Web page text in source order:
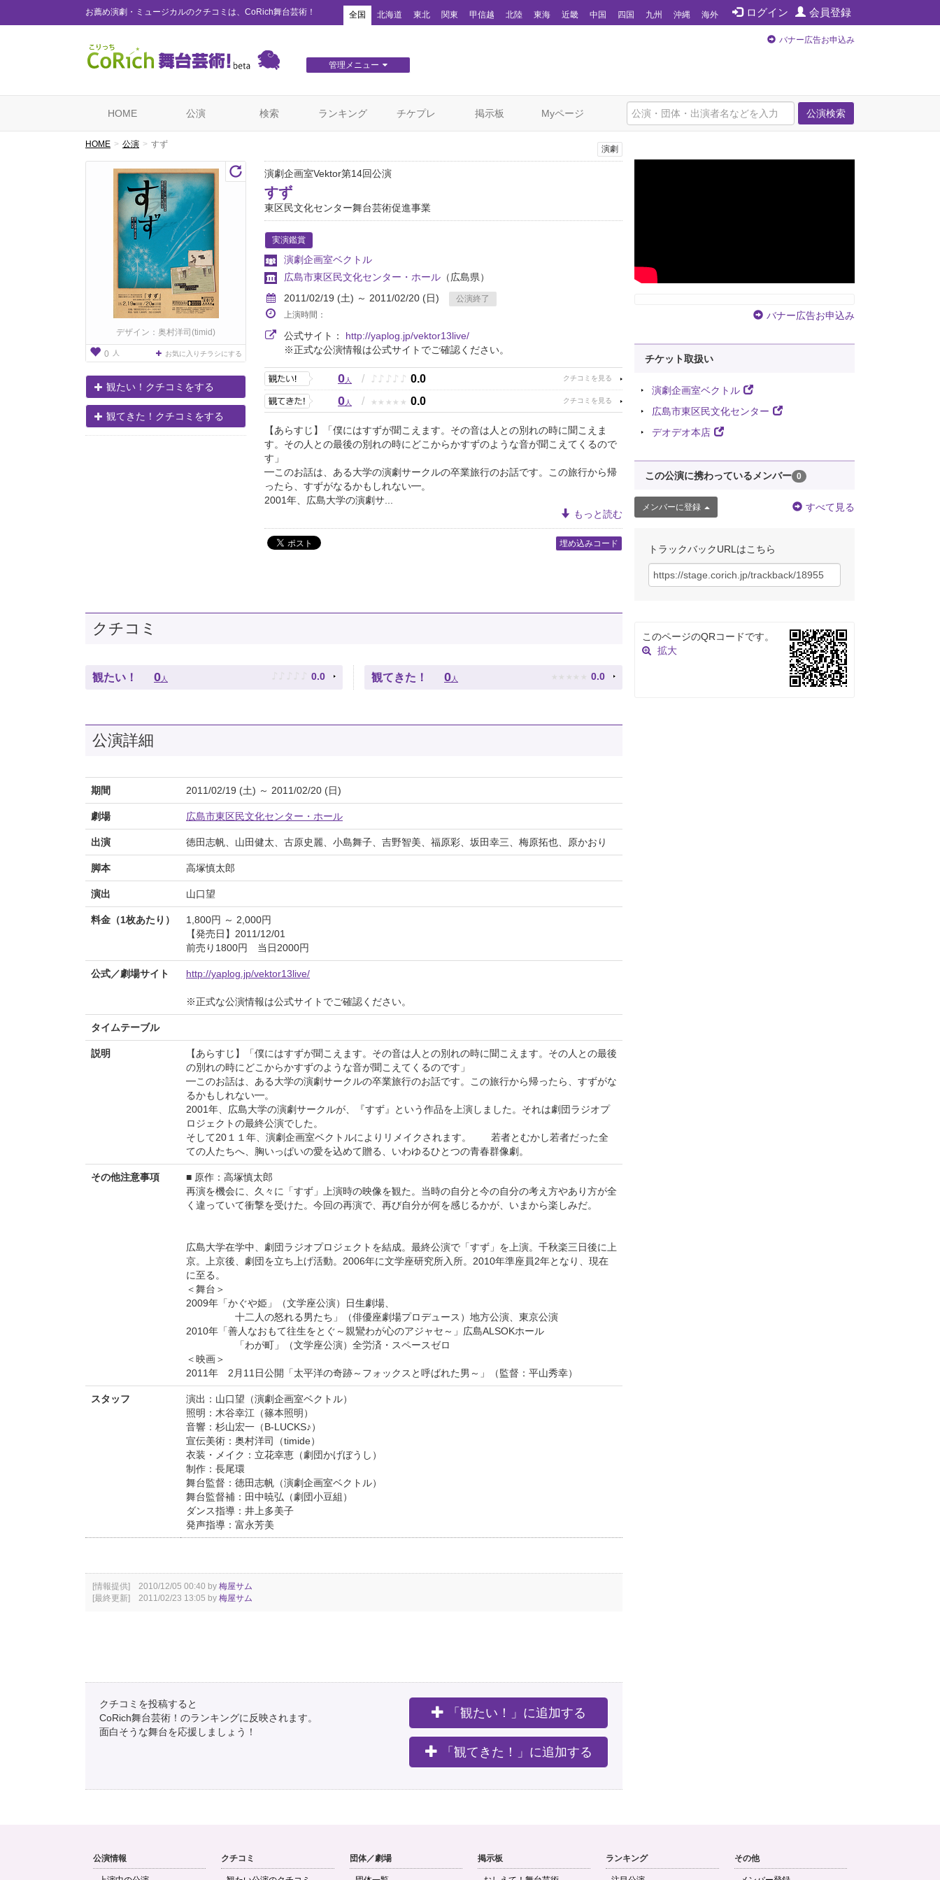
お薦め演劇・ミュージカルのクチコミは、CoRich舞台芸術！ ログイン 会員登録
全国 北海道 東北 関東 甲信越 北陸 東海 近畿 中国 四国 九州 沖縄 海外
管理メニュー
バナー広告お申込み
公演検索
HOME 公演 検索 ランキング チケプレ 掲示板 Myページ
HOME 公演 すず
デザイン：奥村洋司(timid)
0 人 お気に入りチラシにする
観たい！クチコミをする
観てきた！クチコミをする
演劇
演劇企画室Vektor第14回公演
すず
東区民文化センター舞台芸術促進事業
実演鑑賞
演劇企画室ベクトル
広島市東区民文化センター・ホール （広島県）
2011/02/19 (土) ～ 2011/02/20 (日)
公演終了
上演時間：
公式サイト： http://yaplog.jp/vektor13live/
※正式な公演情報は公式サイトでご確認ください。
0人 / ♪ ♪ ♪ ♪ ♪ 0.0
0人 / ★ ★ ★ ★ ★ 0.0
【あらすじ】「僕にはすずが聞こえます。その音は人との別れの時に聞こえま
す。その人との最後の別れの時にどこからかすずのような音が聞こえてくるので
す」
━このお話は、ある大学の演劇サークルの卒業旅行のお話です。この旅行から帰
ったら、すずがなるかもしれない━。
2001年、広島大学の演劇サ...
もっと読む
埋め込みコード
クチコミ
観たい！ 0 人 ♪ ♪ ♪ ♪ ♪ 0.0 観てきた！ 0 人 ★ ★ ★ ★ ★ 0.0
公演詳細
期間 2011/02/19 (土) ～ 2011/02/20 (日)
劇場 広島市東区民文化センター・ホール
出演 徳田志帆、山田健太、古原史麗、小島舞子、吉野智美、福原彩、坂田幸三、梅原拓也、原かおり
脚本 高塚慎太郎
演出 山口望
料金（1枚あたり）
1,800円 ～ 2,000円
【発売日】2011/12/01
前売り1800円 当日2000円
公式／劇場サイト http://yaplog.jp/vektor13live/
※正式な公演情報は公式サイトでご確認ください。
タイムテーブル
説明
【あらすじ】「僕にはすずが聞こえます。その音は人との別れの時に聞こえます。その人との最後
の別れの時にどこからかすずのような音が聞こえてくるのです」
━このお話は、ある大学の演劇サークルの卒業旅行のお話です。この旅行から帰ったら、すずがな
るかもしれない━。
2001年、広島大学の演劇サークルが、『すず』という作品を上演しました。それは劇団ラジオプ
ロジェクトの最終公演でした。
そして20１１年、演劇企画室ベクトルによりリメイクされます。 若者とむかし若者だった全
ての人たちへ、胸いっぱいの愛を込めて贈る、いわゆるひとつの青春群像劇。
その他注意事項
■ 原作：高塚慎太郎
再演を機会に、久々に「すず」上演時の映像を観た。当時の自分と今の自分の考え方やあり方が全
く違っていて衝撃を受けた。今回の再演で、再び自分が何を感じるかが、いまから楽しみだ。
広島大学在学中、劇団ラジオプロジェクトを結成。最終公演で「すず」を上演。千秋楽三日後に上
京。上京後、劇団を立ち上げ活動。2006年に文学座研究所入所。2010年準座員2年となり、現在
に至る。
＜舞台＞
2009年「かぐや姫」（文学座公演）日生劇場、
十二人の怒れる男たち」（俳優座劇場プロデュース）地方公演、東京公演
2010年「善人なおもて往生をとぐ～親鸞わが心のアジャセ～」広島ALSOKホール
「わが町」（文学座公演）全労済・スペースゼロ
＜映画＞
2011年 2月11日公開「太平洋の奇跡～フォックスと呼ばれた男～」（監督：平山秀幸）
スタッフ
演出：山口望（演劇企画室ベクトル）
照明：木谷幸江（篠本照明）
音響：杉山宏一（B-LUCKS♪）
宣伝美術：奥村洋司（timide）
衣装・メイク：立花幸恵（劇団かげぼうし）
制作：長尾環
舞台監督：徳田志帆（演劇企画室ベクトル）
舞台監督補：田中暁弘（劇団小豆組）
ダンス指導：井上多美子
発声指導：富永芳美
[情報提供] 2010/12/05 00:40 by 梅屋サム
[最終更新] 2011/02/23 13:05 by 梅屋サム
クチコミを投稿すると
CoRich舞台芸術！のランキングに反映されます。
面白そうな舞台を応援しましょう！
「観たい！」に追加する
「観てきた！」に追加する
バナー広告お申込み
チケット取扱い
演劇企画室ベクトル
広島市東区民文化センター
デオデオ本店
この公演に携わっているメンバー 0
メンバーに登録 すべて見る
トラックバックURLはこちら
このページのQRコードです。
拡大
公演情報 クチコミ 団体／劇場 掲示板 ランキング その他